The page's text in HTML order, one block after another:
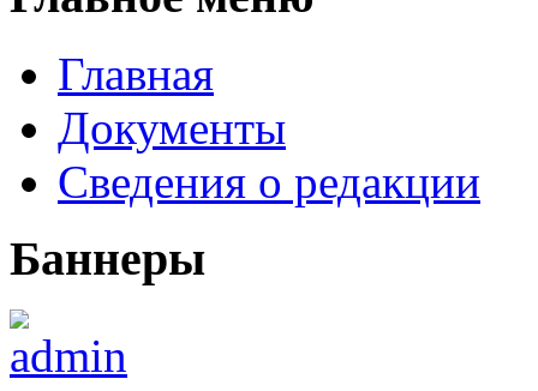
Главная
Документы
Сведения о редакции
Баннеры